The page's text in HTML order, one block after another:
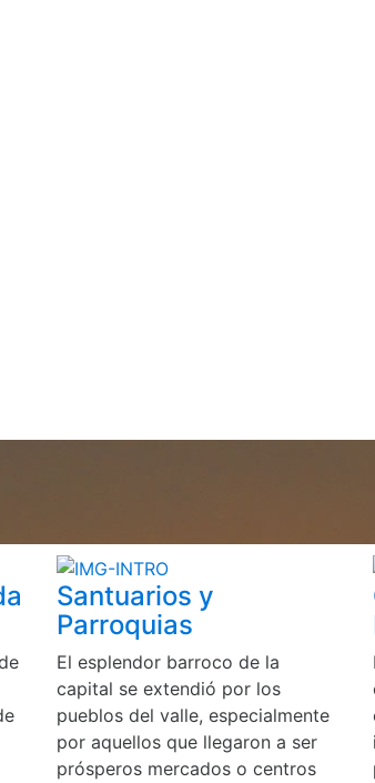
Santuarios y
Parroquias
El esplendor barroco de la
capital se extendió por los
pueblos del valle, especialmente
por aquellos que llegaron a ser
prósperos mercados o centros